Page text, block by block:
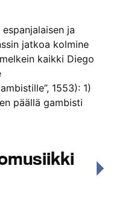
ja
jatkoa kolmine
kaikki Diego
1553): 1)
päällä gambisti